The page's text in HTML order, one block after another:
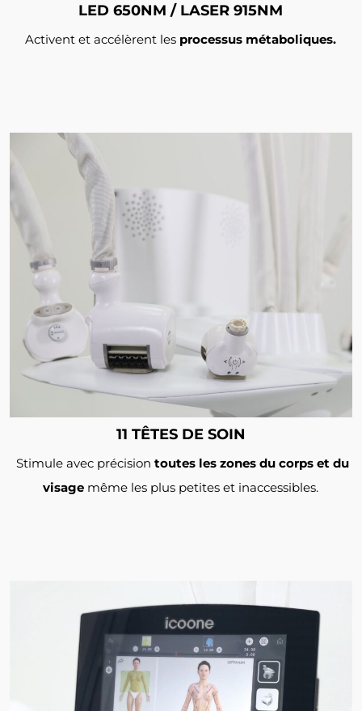
LED 650NM / LASER 915NM
Activent et accélèrent les processus métaboliques.
11 TÊTES DE SOIN
Stimule avec précision toutes les zones du corps et du
visage même les plus petites et inaccessibles.